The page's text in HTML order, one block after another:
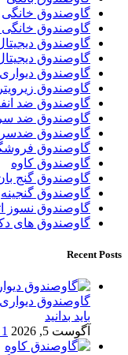
گاوصندوق خانگی
گاوصندوق خانگی
گاوصندوق
گاوصندوق
گاوصندوق دیواری
گاوصندوق
گاوصندوق ضد
گاوصندوق ضد
گاوصندوق
گاوصندوق
گاوصندوق کاوه
گاوصندوق گنج
گاوصندوق گنجینه
گاوصندوق نسوز
گاوصندوق های
Recent Posts
گاوصندوق
باید بدانید
آگوست 5, 2026
1 نظر